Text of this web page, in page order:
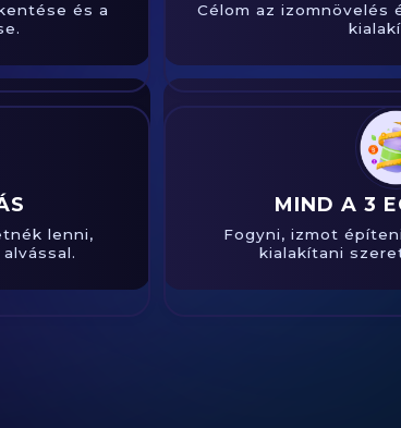
és a
Célom az
lenni,
MIND A 3
Fogyni, izmot
kialakítani